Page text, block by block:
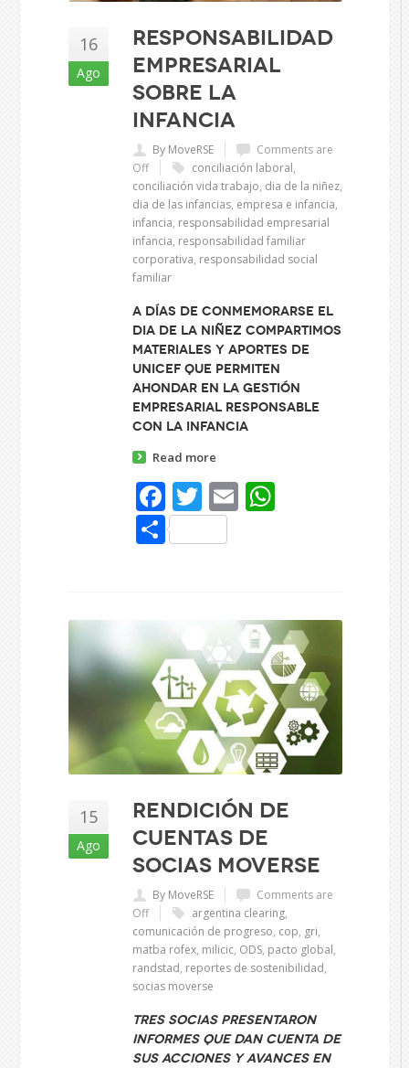
16
Ago
Responsabilidad
empresarial
sobre la
infancia
By MoveRSE
Comments are
Off
conciliación laboral,
conciliación vida trabajo, dia de la niñez,
dia de las infancias, empresa e infancia,
infancia, responsabilidad empresarial
infancia, responsabilidad familiar
corporativa, responsabilidad social
familiar
A días de conmemorarse el
Dia de la Niñez compartimos
materiales y aportes de
Unicef que permiten
ahondar en la gestión
empresarial responsable
con la infancia
Read more
Facebook
Twitter
Email
Share
15
Ago
Rendición de
Cuentas de
socias Moverse
By MoveRSE
Comments are
Off
argentina clearing,
comunicación de progreso, cop, gri,
matba rofex, milicic, ODS, pacto global,
randstad, reportes de sostenibilidad,
socias moverse
Tres socias presentaron
informes que dan cuenta de
sus acciones y avances en